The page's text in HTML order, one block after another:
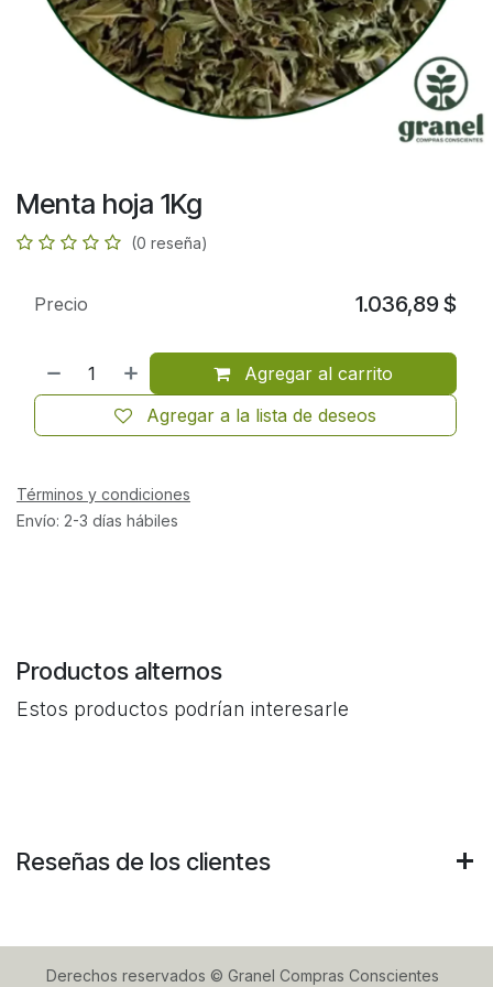
Menta hoja 1Kg
(0 reseña)
Agregar al carrito
Agregar a la lista de deseos
Precio 1.036,89$
Términos y condiciones
Envío: 2-3 días hábiles
Productos alternos
Estos productos podrían interesarle
Reseñas de los clientes
Derechos reservados © Granel Compras Conscientes